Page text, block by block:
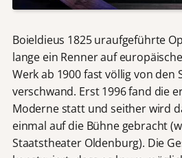
Boieldieus 1825 uraufgeführte
lange ein Renner auf
Werk ab 1900 fast völlig von den
verschwand. Erst 1996 fand die
Moderne statt und seither wird
einmal auf die Bühne gebracht
Staatstheater Oldenburg). Die